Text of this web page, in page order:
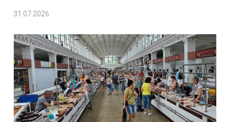
31.07.2026